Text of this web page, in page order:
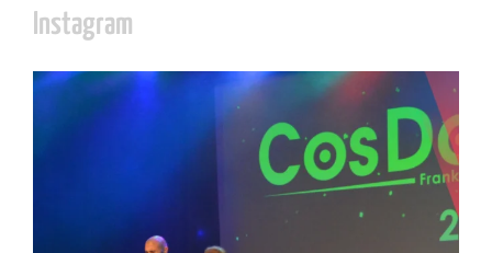
Instagram
cosday
Juli 5
133 25